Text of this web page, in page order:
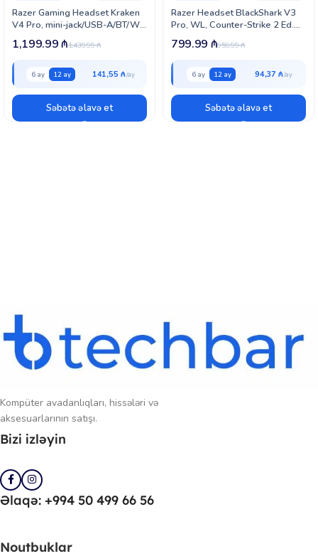
Razer Gaming Headset Kraken
V4 Pro, mini-jack/USB-A/BT/WL,
RGB, black (RZ04-05160100-
R3M1)
1,439.99₼
1,199.99₼
6 ay 12 ay 141,55 ₼
Səbətə əlavə et
Razer Headset BlackShark V3
Pro, WL, Counter-Strike 2 Ed.
(RZ04-05400800-R3M1)
959.99₼
799.99 ₼
6 ay 12 ay 94,37 ₼
Səbətə əlavə et
Kompüter avadanlıqları, hissələri və
aksesuarlarının satışı.
Bizi izləyin
Əlaqə: +994 50 499 66 56
Noutbuklar